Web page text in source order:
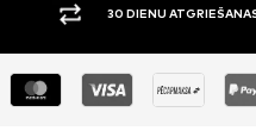
30 DIENU